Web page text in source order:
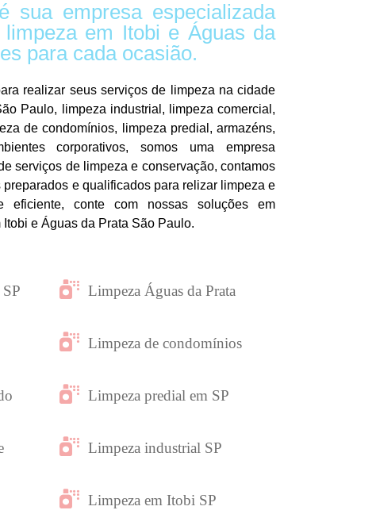
sua empresa especializada
em Itobi e Águas da
para cada ocasião.
realizar seus serviços de limpeza na cidade
Paulo, limpeza industrial, limpeza comercial,
de condomínios, limpeza predial, armazéns,
corporativos, somos uma empresa
serviços de limpeza e conservação, contamos
e qualificados para relizar limpeza e
eficiente, conte com nossas soluções em
e Águas da Prata São Paulo.
Limpeza Águas da Prata
Limpeza de condomínios
Limpeza predial em SP
Limpeza industrial SP
Limpeza em Itobi SP